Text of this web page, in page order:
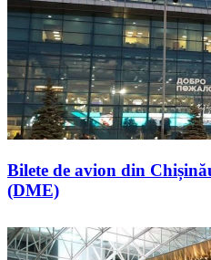
Bilete de avion din
(DME)